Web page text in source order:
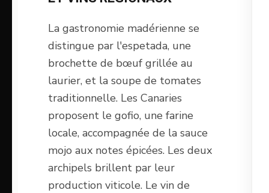
La gastronomie madérienne se
distingue par l'espetada, une
brochette de bœuf grillée au
laurier, et la soupe de tomates
traditionnelle. Les Canaries
proposent le gofio, une farine
locale, accompagnée de la sauce
mojo aux notes épicées. Les deux
archipels brillent par leur
production viticole. Le vin de